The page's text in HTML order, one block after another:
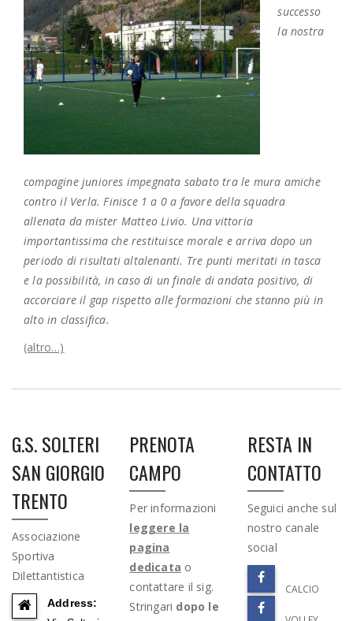
successo
la nostra
compagine juniores impegnata sabato tra le mura amiche
contro il Verla. Finisce 1 a 0 a favore della squadra
allenata da mister Matteo Livio. Una vittoria
importantissima che restituisce morale e arriva dopo un
periodo di risultati altalenanti. Tre punti meritati in tasca
e la possibilità, in caso di un finale di andata positivo, di
accorciare il gap rispetto alle formazioni che stanno più in
alto in classifica.
(altro…)
G.S. SOLTERI
SAN GIORGIO
TRENTO
Associazione
Sportiva
Dilettantistica
Address:
PRENOTA
CAMPO
Per informazioni
leggere la
pagina
dedicata o
contattare il sig.
Stringari dopo le
RESTA IN
CONTATTO
Seguici anche sul
nostro canale
social
CALCIO